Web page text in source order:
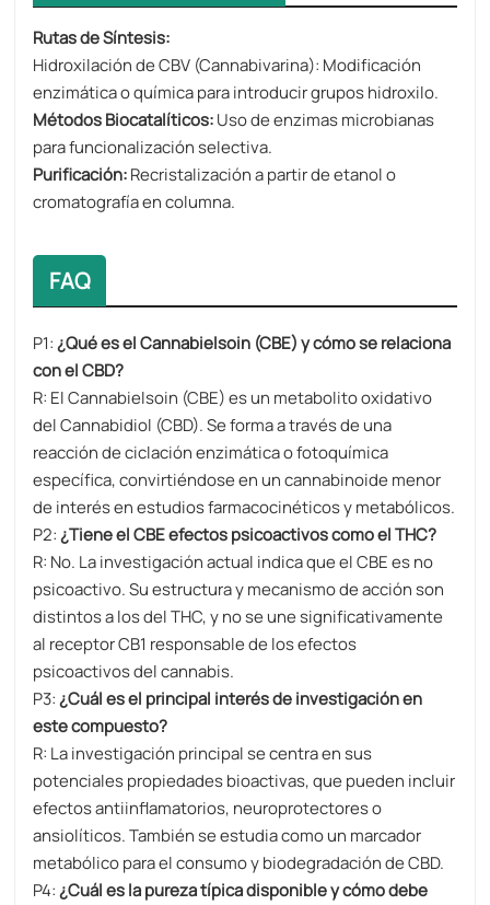
Rutas de Síntesis​​:
​​Hidroxilación de CBV (Cannabivarina)​​: Modificación
enzimática o química para introducir grupos hidroxilo.
Métodos Biocatalíticos​​:Uso de enzimas microbianas
para funcionalización selectiva.
Purificación​​:Recristalización a partir de etanol o
cromatografía en columna.
FAQ
P1:¿Qué es el Cannabielsoin (CBE) y cómo se relaciona
con el CBD?​​
​R:​​ El Cannabielsoin (CBE) es un ​metabolito oxidativo
del Cannabidiol (CBD)​. Se forma a través de una
reacción de ciclación enzimática o fotoquímica
específica, convirtiéndose en un cannabinoide menor
de interés en estudios farmacocinéticos y metabólicos.
P2:¿Tiene el CBE efectos psicoactivos como el THC?​​
​R:​​ No. La investigación actual indica que el CBE es ​no
psicoactivo. Su estructura y mecanismo de acción son
distintos a los del THC, y no se une significativamente
al receptor CB1 responsable de los efectos
psicoactivos del cannabis.
P3:¿Cuál es el principal interés de investigación en
este compuesto?​​
​R:​​ La investigación principal se centra en sus
potenciales ​propiedades bioactivas, que pueden incluir
efectos antiinflamatorios, neuroprotectores o
ansiolíticos. También se estudia como un ​marcador
metabólico​ para el consumo y biodegradación de CBD.
P4:¿Cuál es la pureza típica disponible y cómo debe